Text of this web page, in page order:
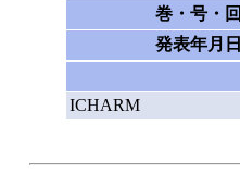
巻・号・回
発表年月日
ICHARM